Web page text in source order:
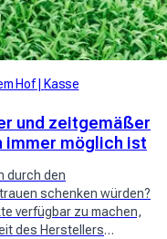
Hof Kasse
und zeitgemäßer
immer möglich ist
durch den
schenken würden?
verfügbar zu machen,
des Herstellers